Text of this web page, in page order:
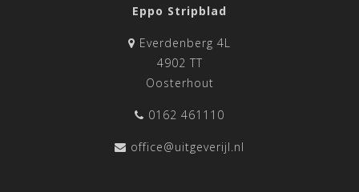
Eppo Stripblad
Everdenberg 4L
4902 TT
Oosterhout
0162 461110
office@uitgeverijl.nl